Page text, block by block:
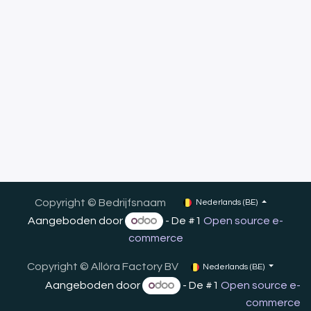
Copyright © Bedrijfsnaam Nederlands (BE)
Aangeboden door - De #1 Open source e-
commerce
Copyright © Allóra Factory BV Nederlands (BE)
Aangeboden door - De #1 Open source e-
commerce